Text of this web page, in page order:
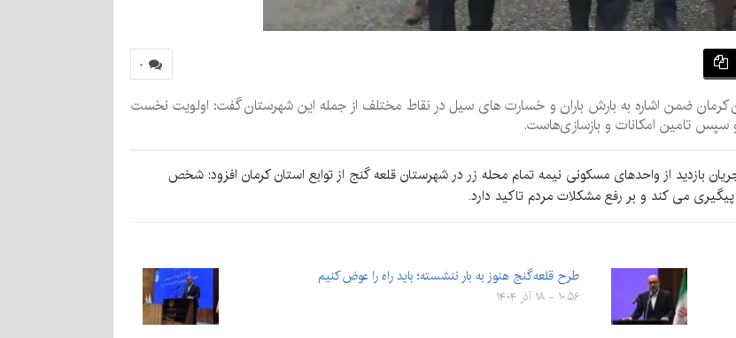
۰
کرمان ضمن اشاره به بارش باران و خسارت های سیل در نقاط مختلف از جمله این شهرستان گفت: اولویت نخست
تامین امکانات و بازسازی‌هاست.
جریان بازدید از واحدهای مسکونی نیمه تمام محله زر در شهرستان قلعه گنج از توابع استان کرمان افزود: شخص
می کند و بر رفع مشکلات مردم تاکید دارد.
طرح قلعه‌گنج هنوز به بار ننشسته؛ باید راه را عوض کنیم
۱۰:۵۶ - ۱۸ آذر ۱۴۰۴